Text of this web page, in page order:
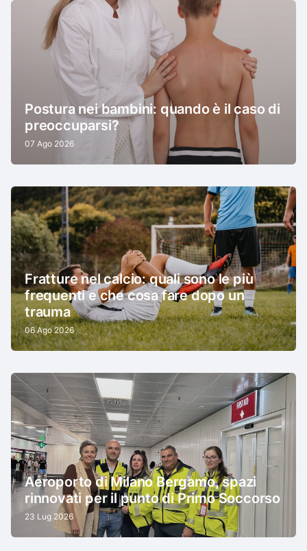
Postura nei bambini: quando è il caso di
preoccuparsi?
07 Ago 2026
Fratture nel calcio: quali sono le più
frequenti e che cosa fare dopo un
trauma
06 Ago 2026
Aeroporto di Milano Bergamo, spazi
rinnovati per il punto di Primo Soccorso
23 Lug 2026